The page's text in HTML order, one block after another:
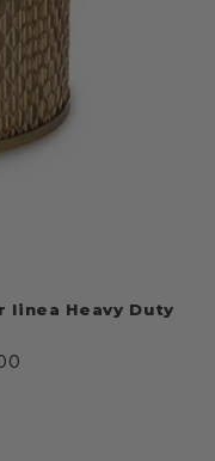
Heavy Duty